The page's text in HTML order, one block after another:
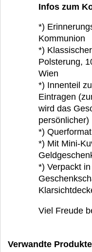
Infos zum
*)
Kommunion
*)
Polsterung,
Wien
*) Innenteil
Eintragen
wird das
persönlicher)
*)
*) Mit Mini-
*) Verpackt
Viel Freude
Verwandte Produkte